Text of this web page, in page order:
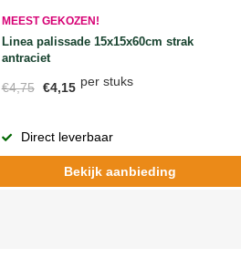
MEEST GEKOZEN!
Linea palissade 15x15x60cm strak
antraciet
€4,75 €4,15 per stuks
Direct leverbaar
Bekijk aanbieding